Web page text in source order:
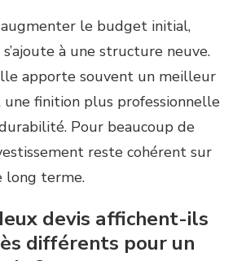
le budget initial,
à une structure neuve.
apporte souvent un meilleur
une finition plus professionnelle
Pour beaucoup de
reste cohérent sur
long terme.
devis affichent-ils
différents pour un